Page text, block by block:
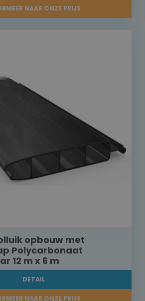
NAAR ONZE PRIJS
opbouw met
Polycarbonaat
12 m x 6 m
DETAIL
NAAR ONZE PRIJS